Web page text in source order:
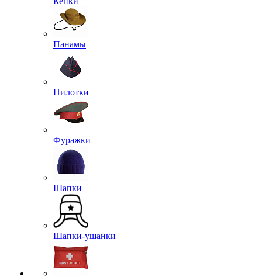
Панамы
Пилотки
Фуражки
Шапки
Шапки-ушанки